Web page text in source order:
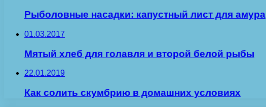
Рыболовные насадки: капустный лист для амура
01.03.2017
Мятый хлеб для голавля и второй белой рыбы
22.01.2019
Как солить скумбрию в домашних условиях